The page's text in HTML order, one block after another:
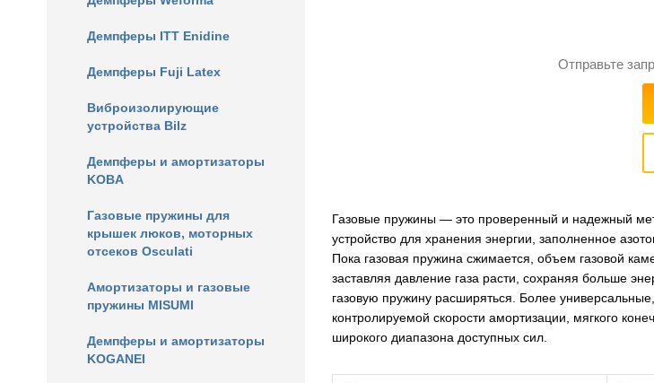
Демпферы ITT Enidine
Демпферы Fuji Latex
Виброизолирующие
устройства Bilz
Демпферы и амортизаторы
KOBA
Газовые пружины для
крышек люков, моторных
отсеков Osculati
Амортизаторы и газовые
пружины MISUMI
Демпферы и амортизаторы
KOGANEI
Отправьте
Газовые пружины — это проверенный и надежный
устройство для хранения энергии, заполненное
Пока газовая пружина сжимается, объем газовой
заставляя давление газа расти, сохраняя больше
газовую пружину расширяться. Более
контролируемой скорости амортизации, мягкого
широкого диапазона доступных сил.